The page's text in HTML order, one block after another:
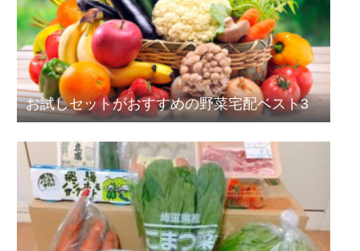
お試しセットがおすすめの野菜宅配ベスト3